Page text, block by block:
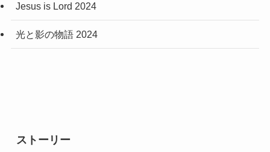
Jesus is Lord 2024
光と影の物語 2024
ストーリー